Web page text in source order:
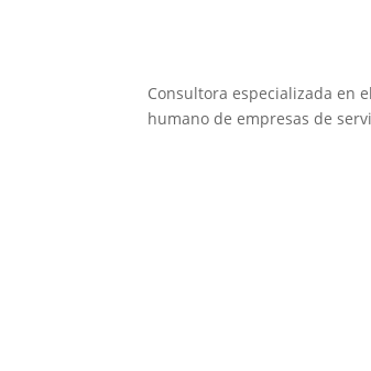
Consultora especializada en
humano de empresas de